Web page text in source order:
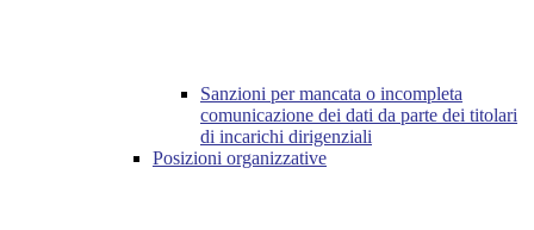
Sanzioni per mancata o incompleta
comunicazione dei dati da parte dei titolari
di incarichi dirigenziali
Posizioni organizzative